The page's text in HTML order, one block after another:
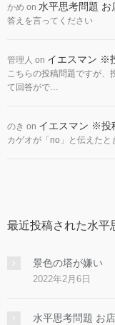
かめ on 水平思考問題 お
答えを言ってください
管理人 on イエスマン ※
こちらの投稿問題ですが、
て回答がで…
のき on イエスマン ※投
カゲオが「no」と伝えたと
最近投稿された水平
景色の塔が嫌い
2022年2月6日
水平思考問題 お